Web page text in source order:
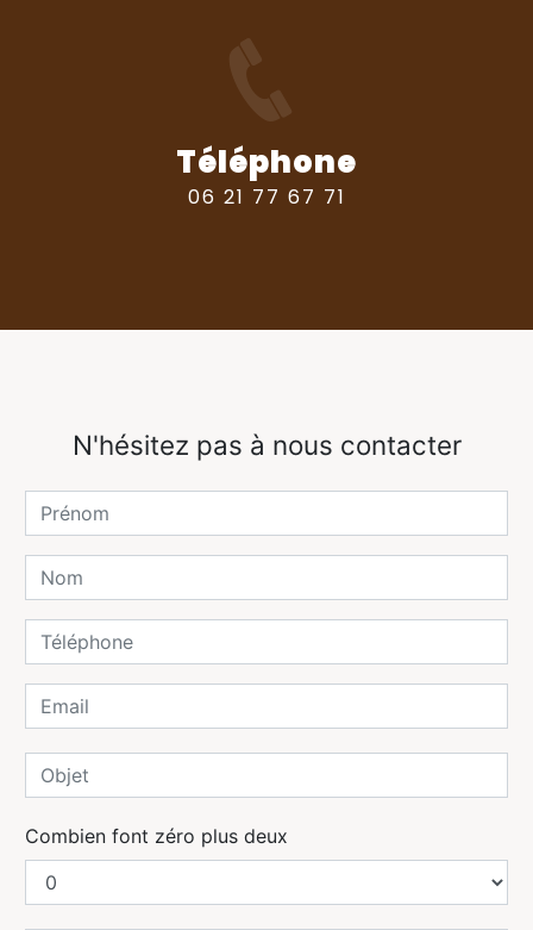
Téléphone
06 21 77 67 71
N'hésitez pas à nous contacter
Combien font zéro plus deux